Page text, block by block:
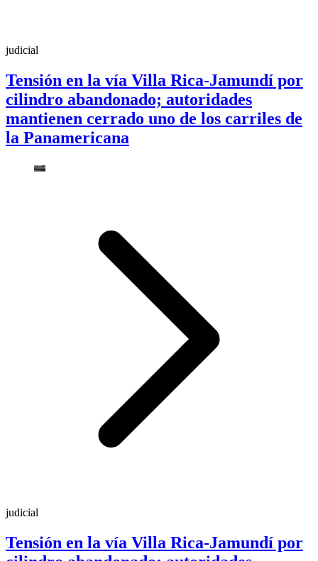
judicial
Tensión en la vía Villa Rica-Jamundí por
cilindro abandonado; autoridades
mantienen cerrado uno de los carriles de
la Panamericana
judicial
Tensión en la vía Villa Rica-Jamundí por